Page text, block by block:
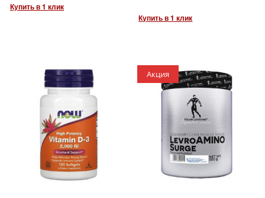
Купить в 1 клик
Купить в 1 клик
Акция